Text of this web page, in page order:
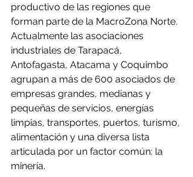
productivo de las regiones que
forman parte de la MacroZona Norte.
Actualmente las asociaciones
industriales de Tarapacá,
Antofagasta, Atacama y Coquimbo
agrupan a más de 600 asociados de
empresas grandes, medianas y
pequeñas de servicios, energías
limpias, transportes, puertos, turismo,
alimentación y una diversa lista
articulada por un factor común: la
minería.